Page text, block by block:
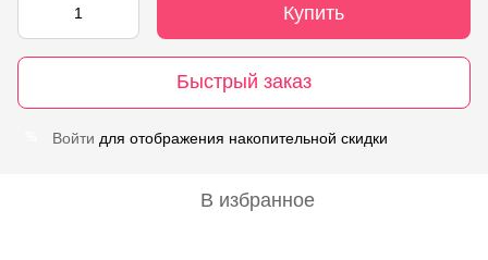
Купить
Быстрый заказ
Войти для отображения накопительной скидки
В избранное